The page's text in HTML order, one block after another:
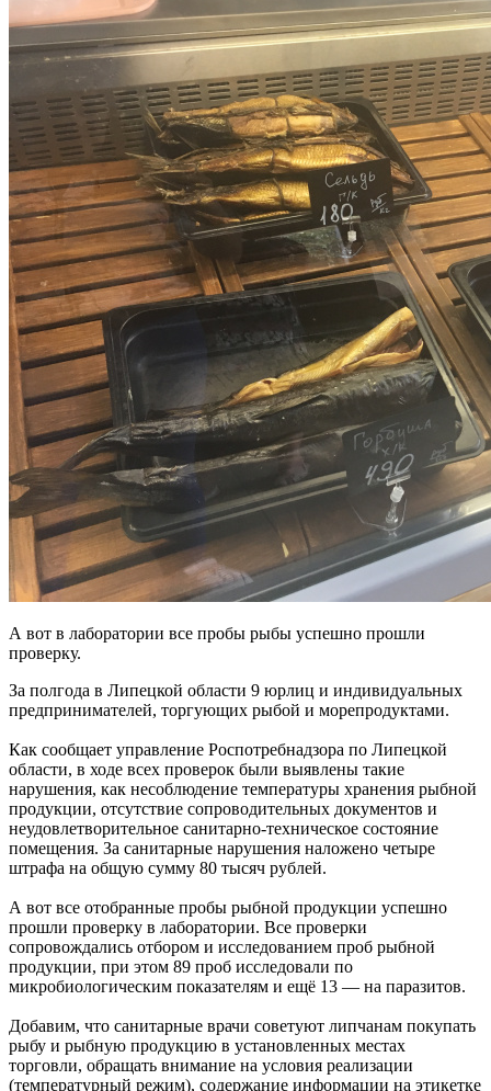
А вот в лаборатории все пробы рыбы успешно прошли
проверку.
За полгода в Липецкой области 9 юрлиц и индивидуальных
предпринимателей, торгующих рыбой и морепродуктами.
Как сообщает управление Роспотребнадзора по Липецкой
области, в ходе всех проверок были выявлены такие
нарушения, как несоблюдение температуры хранения рыбной
продукции, отсутствие сопроводительных документов и
неудовлетворительное санитарно-техническое состояние
помещения. За санитарные нарушения наложено четыре
штрафа на общую сумму 80 тысяч рублей.
А вот все отобранные пробы рыбной продукции успешно
прошли проверку в лаборатории. Все проверки
сопровождались отбором и исследованием проб рыбной
продукции, при этом 89 проб исследовали по
микробиологическим показателям и ещё 13 — на паразитов.
Добавим, что санитарные врачи советуют липчанам покупать
рыбу и рыбную продукцию в установленных местах
торговли, обращать внимание на условия реализации
(температурный режим), содержание информации на этикетке